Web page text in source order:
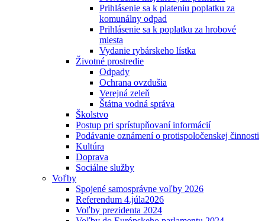
Prihlásenie sa k plateniu poplatku za
komunálny odpad
Prihlásenie sa k poplatku za hrobové
miesta
Vydanie rybárskeho lístka
Životné prostredie
Odpady
Ochrana ovzdušia
Verejná zeleň
Štátna vodná správa
Školstvo
Postup pri sprístupňovaní informácií
Podávanie oznámení o protispoločenskej činnosti
Kultúra
Doprava
Sociálne služby
Voľby
Spojené samosprávne voľby 2026
Referendum 4.júla2026
Voľby prezidenta 2024